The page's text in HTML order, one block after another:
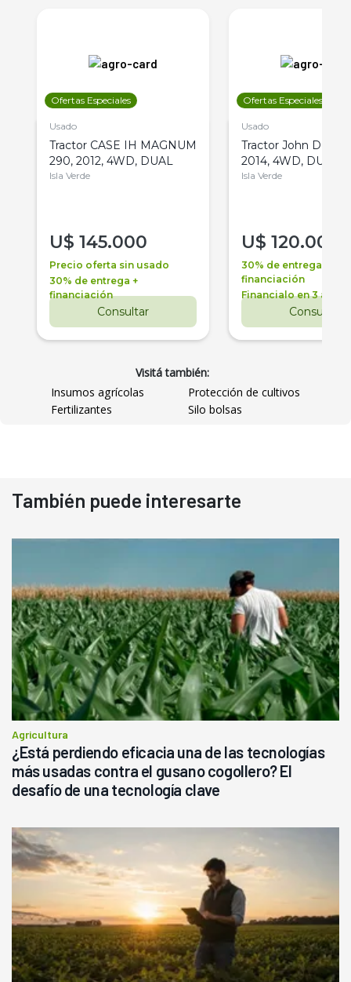
Ofertas Especiales
Usado
Tractor CASE IH MAGNUM
290, 2012, 4WD, DUAL
Isla Verde
U$ 145.000
Precio oferta sin usado
30% de entrega +
financiación
Consultar
Ofertas Especiales
Usado
Tractor John Deere
2014, 4WD, DUAL
Isla Verde
U$ 120.000
30% de entrega +
financiación
Financialo en 3 años
Consultar
Visitá también:
Insumos agrícolas
Protección de cultivos
Fertilizantes
Silo bolsas
También puede interesarte
Agricultura
¿Está perdiendo eficacia una de las tecnologías
más usadas contra el gusano cogollero? El
desafío de una tecnología clave